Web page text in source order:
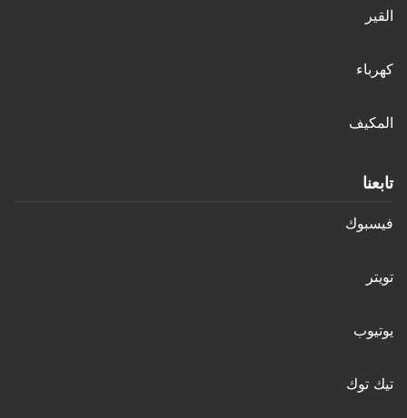
القير
كهرباء
المكيف
تابعنا
فيسبوك
تويتر
يوتيوب
تيك توك